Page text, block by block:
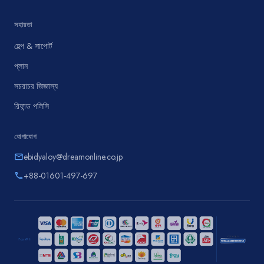
সহায়তা
হেল্প & সাপোর্ট
প্লান
সচরাচর জিজ্ঞাস্য
রিফান্ড পলিসি
যোগাযোগ
emailebidyaloy@dreamonline.co.jp
phone+88-01601-497-697